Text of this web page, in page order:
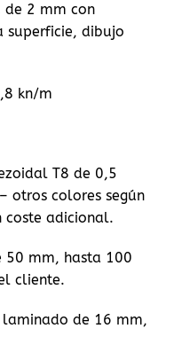
de 2 mm con
superficie, dibujo
kn/m
T8 de 0,5
otros colores según
coste adicional.
mm, hasta 100
cliente.
laminado de 16 mm,